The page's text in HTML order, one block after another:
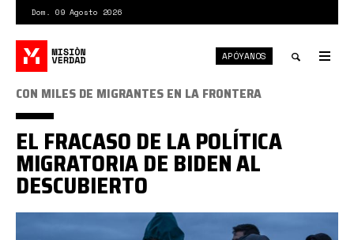
contenido
principal
Dom. 09 Agosto 2026
APÓYANOS
JW3TVV7KIJH2REIRWTBGF2XDXU.jpg
CON MILES DE MIGRANTES EN LA FRONTERA
EL FRACASO DE LA POLÍTICA
MIGRATORIA DE BIDEN AL
DESCUBIERTO